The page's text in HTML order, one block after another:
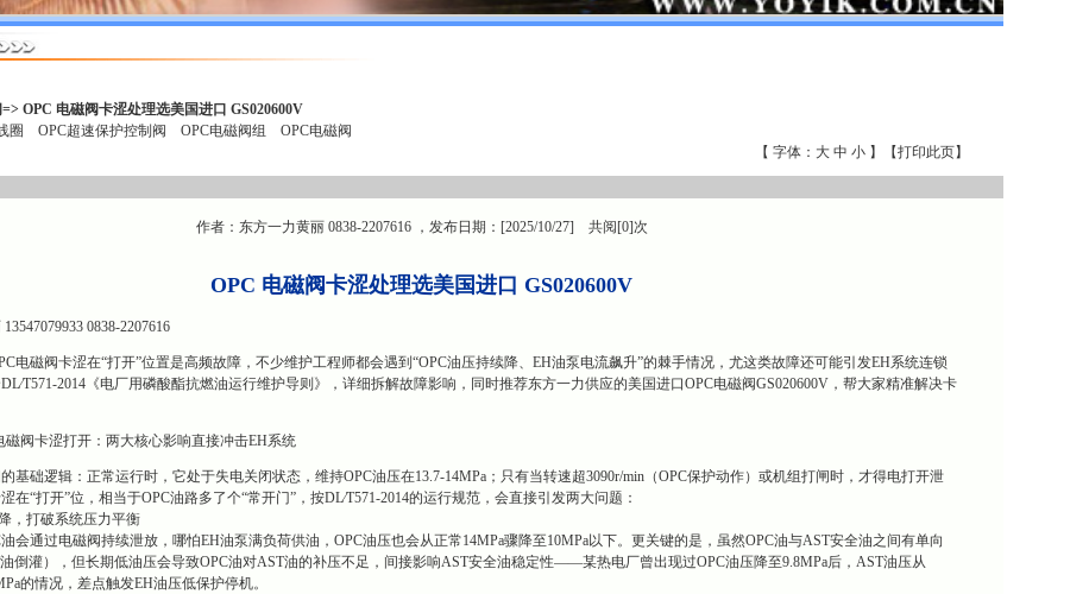
OPC 电磁阀卡涩处理选美国进口 GS020600V
圈 OPC超速保护控制阀 OPC电磁阀组
OPC电磁阀
【 字体： 大 中 小】【打印此页】
作者：东方一力黄丽 0838-2207616 ，发布日期：[2025/10/27] 共阅[0]次
OPC 电磁阀卡涩处理选美国进口 GS020600V
0838-2207616
电磁阀卡涩在“打开”位置是高频故障，不少维护工程师都会遇到“OPC油压持续降、EH油泵电流飙升”的棘手情况，尤这类故障还可能引发EH系统连锁
2014《电厂用磷酸酯抗燃油运行维护导则》，详细拆解故障影响，同时推荐东方一力供应的美国进口OPC电磁阀GS020600V，帮大家精准解决卡
磁阀卡涩打开：两大核心影响直接冲击EH系统
基础逻辑：正常运行时，它处于失电关闭状态，维持OPC油压在13.7-14MPa；只有当转速超3090r/min（OPC保护动作）或机组打闸时，才得电打开泄
在“打开”位，相当于OPC油路多了个“常开门”，按DL∕T571-2014的运行规范，会直接引发两大问题：
，打破系统压力平衡
会通过电磁阀持续泄放，哪怕EH油泵满负荷供油，OPC油压也会从正常14MPa骤降至10MPa以下。更关键的是，虽然OPC油与AST安全油之间有单向
倒灌），但长期低油压会导致OPC油对AST油的补压不足，间接影响AST安全油稳定性——某热电厂曾出现过OPC油压降至9.8MPa后，AST油压从
的情况，差点触发EH油压低保护停机。